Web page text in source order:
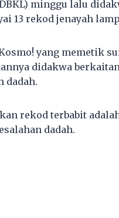
minggu lalu
13 rekod jenayah
yang memetik
didakwa
dadah.
rekod terbabit
dadah.